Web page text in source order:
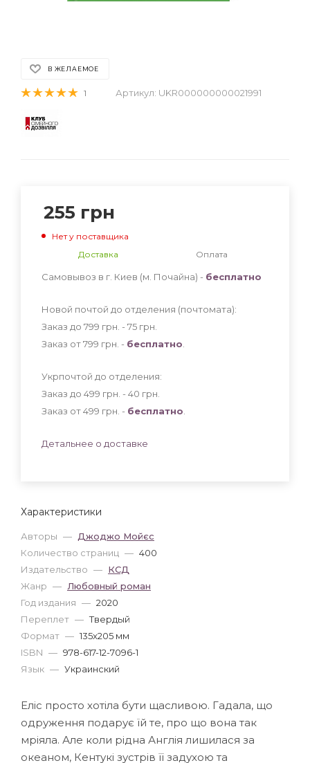
В ЖЕЛАЕМОЕ
1 Артикул: UKR000000000021991
Характеристики
Авторы — Джоджо Мойєс
Количество страниц — 400
Издательство — КСД
Жанр — Любовный роман
Год издания — 2020
Переплет — Твердый
Формат — 135x205 мм
ISBN — 978-617-12-7096-1
Язык — Украинский
255 грн
Нет у поставщика
Доставка
Оплата
Самовывоз в г. Киев (м. Почайна) - бесплатно
Новой почтой до отделения (почтомата):
Заказ до 799 грн. - 75 грн
Заказ от 799 грн. - бесплатно
Укрпочтой до отделения:
Заказ до 499 грн. - 40 грн
Заказ от 499 грн. - бесплатно
Детальнее о доставке
Еліс просто хотіла бути щасливою. Гадала, що
одруження подарує їй те, про що вона так
мріяла. Але коли рідна Англія лишилася за
океаном, Кентукі зустрів її задухою та